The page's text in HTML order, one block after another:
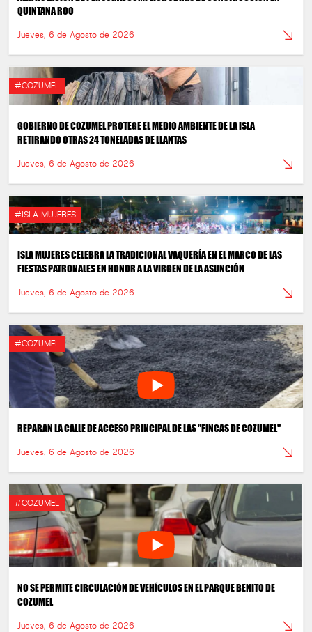
QUINTANA ROO
Jueves, 6 de Agosto de 2026
#COZUMEL
GOBIERNO DE COZUMEL PROTEGE EL MEDIO AMBIENTE DE LA ISLA
RETIRANDO OTRAS 24 TONELADAS DE LLANTAS
Jueves, 6 de Agosto de 2026
#ISLA MUJERES
ISLA MUJERES CELEBRA LA TRADICIONAL VAQUERÍA EN EL MARCO DE LAS
FIESTAS PATRONALES EN HONOR A LA VIRGEN DE LA ASUNCIÓN
Jueves, 6 de Agosto de 2026
#COZUMEL
REPARAN LA CALLE DE ACCESO PRINCIPAL DE LAS "FINCAS DE COZUMEL"
Jueves, 6 de Agosto de 2026
#COZUMEL
NO SE PERMITE CIRCULACIÓN DE VEHÍCULOS EN EL PARQUE BENITO DE
COZUMEL
Jueves, 6 de Agosto de 2026